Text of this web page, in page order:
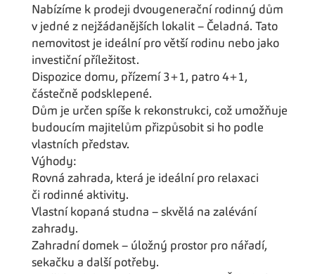
Nabízíme k prodeji dvougenerační rodinný dům
v jedné z nejžádanějších lokalit – Čeladná. Tato
nemovitost je ideální pro větší rodinu nebo jako
investiční příležitost.
Dispozice domu, přízemí 3+1, patro 4+1,
částečně podsklepené.
Dům je určen spíše k rekonstrukci, což umožňuje
budoucím majitelům přizpůsobit si ho podle
vlastních představ.
Výhody:
Rovná zahrada, která je ideální pro relaxaci
či rodinné aktivity.
Vlastní kopaná studna – skvělá na zalévání
zahrady.
Zahradní domek – úložný prostor pro nářadí,
sekačku a další potřeby.